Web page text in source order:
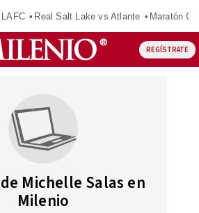
Real Salt Lake vs Atlante Maratón
REGÍSTRATE
Michelle Salas en
Milenio